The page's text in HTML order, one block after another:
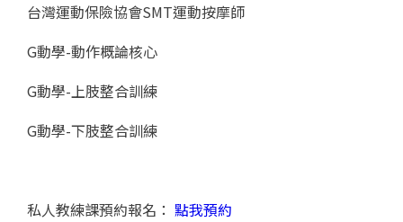
台灣運動保險協會SMT運動按摩師
G動學-動作概論核心
G動學-上肢整合訓練
G動學-下肢整合訓練
私人教練課預約報名： 點我預約